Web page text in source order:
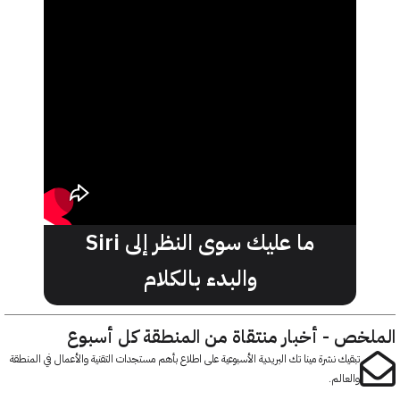
ما عليك سوى النظر إلى Siri
والبدء بالكلام
- أخبار منتقاة من المنطقة كل أسبوع
تبقيك نشرة مينا تك البريدية الأسبوعية على اطلاع بأهم مستجدات التقنية والأعمال في المنطقة
والعالم.